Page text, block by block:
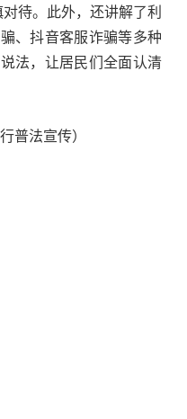
待。此外，还讲解了利
、抖音客服诈骗等多种
法，让居民们全面认清
普法宣传）